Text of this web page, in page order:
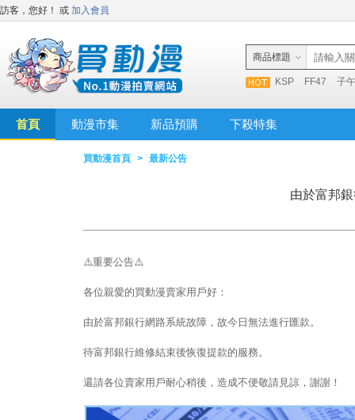
訪客，您好！ 或 加入會員
商品標題
KSP FF47 子
首頁 動漫市集 新品預購 下殺特集
買動漫首頁 > 最新公告
由於富邦
⚠️重要公告⚠️
各位親愛的買動漫賣家用戶好：
由於富邦銀行網路系統故障，故今日無法進行匯款。
待富邦銀行維修結束後恢復提款的服務。
還請各位賣家用戶耐心稍後，造成不便敬請見諒，謝謝！